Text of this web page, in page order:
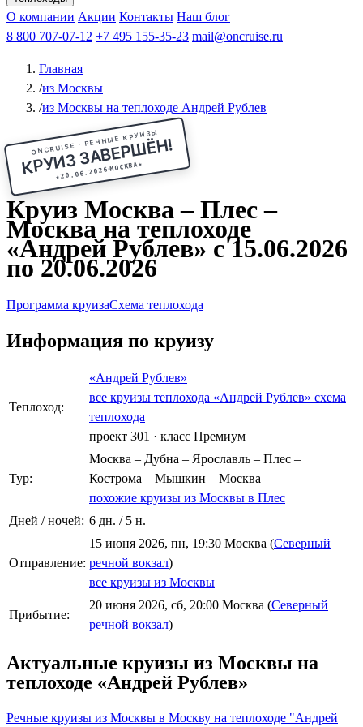
Чебоксарыиз Волгоградаиз Саратова Все города
КазаньВ Нижний НовгородВ ПермьВ Ростов-на-Дону
РыбинскНа СоловкиНа ВалаамПо ОкеПо Енисею
Афанасий Никитин Октябрьская революция
ФединАлександр СвешниковИван
МироновА.С.Попов
О компании Акции Контакты Наш блог
8 800 707-07-12 +7 495 155-35-23 mail@oncruise.ru
Главная
/из Москвы
/из Москвы на теплоходе Андрей Рублев
ONCRUISE · РЕЧНЫЕ КРУИЗЫ
КРУИЗ ЗАВЕРШЁН!
★20.06.2026МОСКВА★
Круиз Москва – Плес –
Москва на теплоходе
«Андрей Рублев» с 15.06.2026
по 20.06.2026
Программа круизаСхема теплохода
Информация по круизу
Теплоход:
«Андрей Рублев»
все круизы теплохода «Андрей Рублев» схема
теплохода
проект 301 · класс Премиум
Тур:
Москва – Дубна – Ярославль – Плес –
Кострома – Мышкин – Москва
похожие круизы из Москвы в Плес
Дней / ночей: 6 дн. / 5 н.
Отправление:
15 июня 2026, пн, 19:30 Москва (Северный
речной вокзал)
все круизы из Москвы
Прибытие:
20 июня 2026, сб, 20:00 Москва (Северный
речной вокзал)
Актуальные круизы из Москвы на
теплоходе «Андрей Рублев»
Речные круизы из Москвы в Москву на теплоходе "Андрей